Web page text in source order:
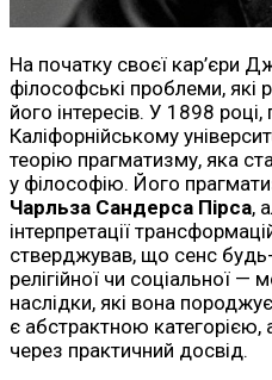
На початку своєї кар’єри
філософські проблеми, які
його інтересів. У 1898 році,
Каліфорнійському
теорію прагматизму, яка
у філософію. Його
Чарльза Сандерса Пірса,
інтерпретації
стверджував, що сенс будь-
релігійної чи соціальної —
наслідки, які вона
є абстрактною
через практичний досвід.